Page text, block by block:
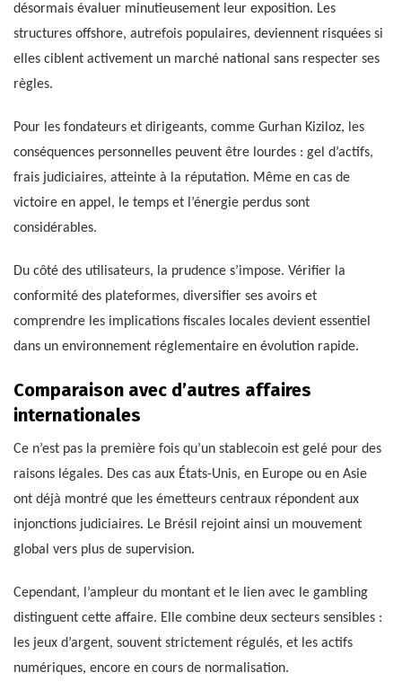
désormais évaluer minutieusement leur exposition. Les
structures offshore, autrefois populaires, deviennent risquées si
elles ciblent activement un marché national sans respecter ses
règles.
Pour les fondateurs et dirigeants, comme Gurhan Kiziloz, les
conséquences personnelles peuvent être lourdes : gel d’actifs,
frais judiciaires, atteinte à la réputation. Même en cas de
victoire en appel, le temps et l’énergie perdus sont
considérables.
Du côté des utilisateurs, la prudence s’impose. Vérifier la
conformité des plateformes, diversifier ses avoirs et
comprendre les implications fiscales locales devient essentiel
dans un environnement réglementaire en évolution rapide.
Comparaison avec d’autres affaires
internationales
Ce n’est pas la première fois qu’un stablecoin est gelé pour des
raisons légales. Des cas aux États-Unis, en Europe ou en Asie
ont déjà montré que les émetteurs centraux répondent aux
injonctions judiciaires. Le Brésil rejoint ainsi un mouvement
global vers plus de supervision.
Cependant, l’ampleur du montant et le lien avec le gambling
distinguent cette affaire. Elle combine deux secteurs sensibles :
les jeux d’argent, souvent strictement régulés, et les actifs
numériques, encore en cours de normalisation.